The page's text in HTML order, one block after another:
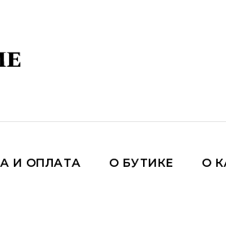
И ОПЛАТА О БУТИКЕ О